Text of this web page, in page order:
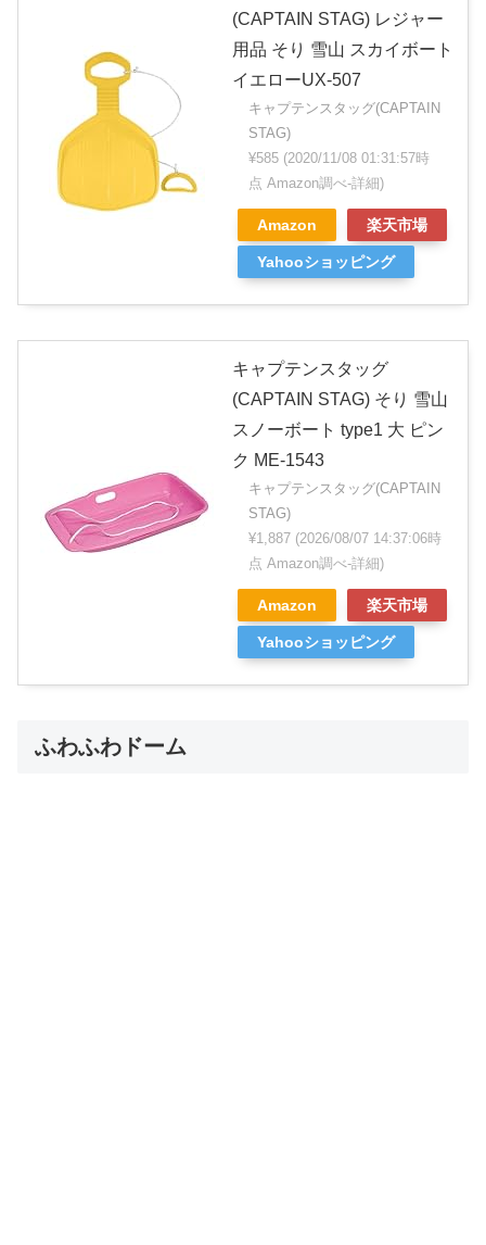
(CAPTAIN STAG) レジャー
用品 そり 雪山 スカイボート
イエローUX-507
キャプテンスタッグ(CAPTAIN
STAG)
¥585 (2020/11/08 01:31:57時
点 Amazon調べ-詳細)
Amazon 楽天市場
Yahooショッピング
キャプテンスタッグ
(CAPTAIN STAG) そり 雪山
スノーボート type1 大 ピン
ク ME-1543
キャプテンスタッグ(CAPTAIN
STAG)
¥1,887 (2026/08/07 14:37:06時
点 Amazon調べ-詳細)
Amazon 楽天市場
Yahooショッピング
ふわふわドーム